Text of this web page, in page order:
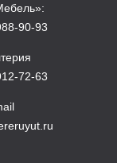
90-93
72-63